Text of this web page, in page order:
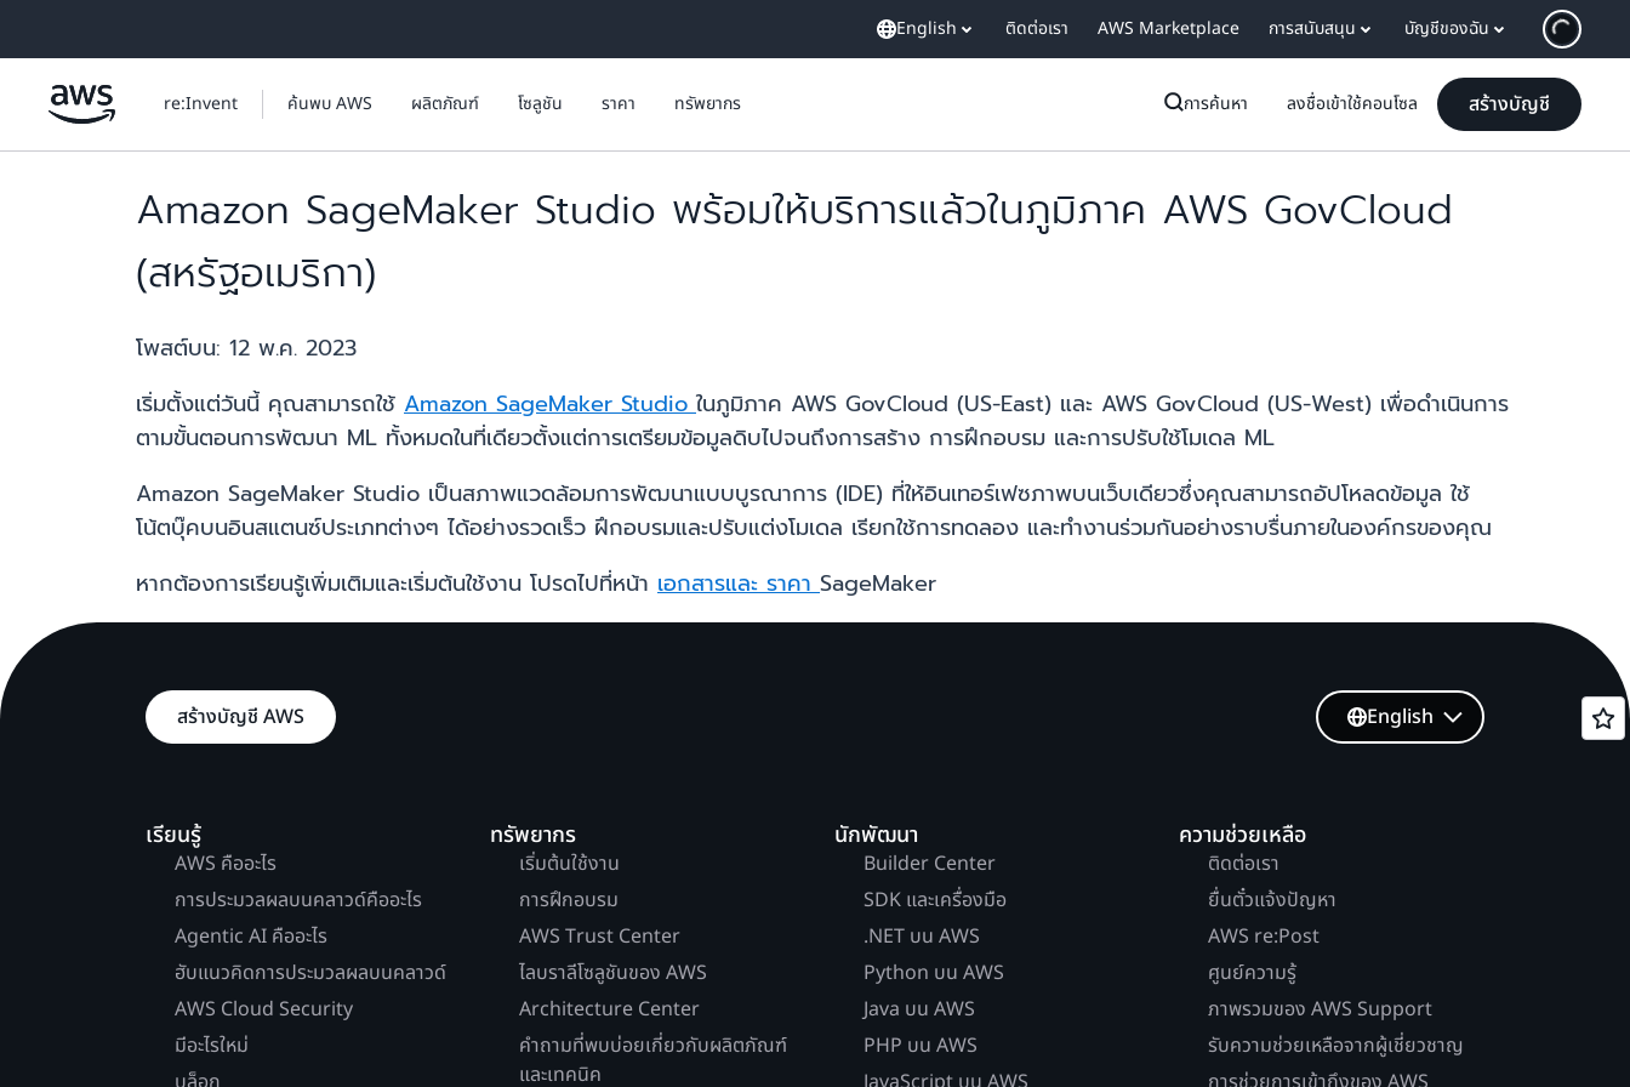
English ติดต่อเรา AWS Marketplace การสนับสนุน บัญชีของฉัน
re:Invent ค้นพบ AWS ผลิตภัณฑ์ โซลูชัน ราคา ทรัพยากร การค้นหา ลงชื่อเข้าใช้คอนโซล สร้างบัญชี
Amazon SageMaker Studio พร้อมให้บริการแล้วในภูมิภาค AWS GovCloud
(สหรัฐอเมริกา)
โพสต์บน: 12 พ.ค. 2023
เริ่มตั้งแต่วันนี้ คุณสามารถใช้ Amazon SageMaker Studioในภูมิภาค AWS GovCloud (US-East) และ AWS GovCloud (US-West) เพื่อดำเนินการ
ตามขั้นตอนการพัฒนา ML ทั้งหมดในที่เดียวตั้งแต่การเตรียมข้อมูลดิบไปจนถึงการสร้าง การฝึกอบรม และการปรับใช้โมเดล ML
Amazon SageMaker Studio เป็นสภาพแวดล้อมการพัฒนาแบบบูรณาการ (IDE) ที่ให้อินเทอร์เฟซภาพบนเว็บเดียวซึ่งคุณสามารถอัปโหลดข้อมูล ใช้
โน้ตบุ๊คบนอินสแตนซ์ประเภทต่างๆ ได้อย่างรวดเร็ว ฝึกอบรมและปรับแต่งโมเดล เรียกใช้การทดลอง และทำงานร่วมกันอย่างราบรื่นภายในองค์กรของคุณ
หากต้องการเรียนรู้เพิ่มเติมและเริ่มต้นใช้งาน โปรดไปที่หน้า เอกสารและราคาSageMaker
สร้างบัญชี AWS
เรียนรู้
AWS คืออะไร
การประมวลผลบนคลาวด์คืออะไร
Agentic AI คืออะไร
ฮับแนวคิดการประมวลผลบนคลาวด์
AWS Cloud Security
มีอะไรใหม่
ทรัพยากร
เริ่มต้นใช้งาน
การฝึกอบรม
AWS Trust Center
ไลบราลีโซลูชันของ AWS
Architecture Center
คำถามที่พบบ่อยเกี่ยวกับผลิตภัณฑ์
และเทคนิค
นักพัฒนา
Builder Center
SDK และเครื่องมือ
.NET บน AWS
Python บน AWS
Java บน AWS
PHP บน AWS
ความช่วยเหลือ
ติดต่อเรา
ยื่นตั๋วแจ้งปัญหา
AWS re:Post
ศูนย์ความรู้
ภาพรวมของ AWS Support
รับความช่วยเหลือจากผู้เชี่ยวชาญ
English